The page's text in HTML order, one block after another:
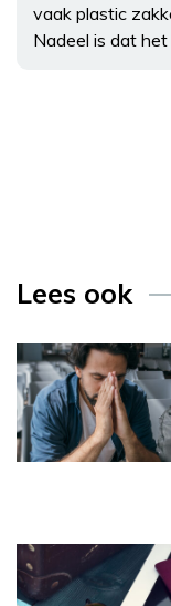
vaak plastic
Nadeel is dat
Lees ook